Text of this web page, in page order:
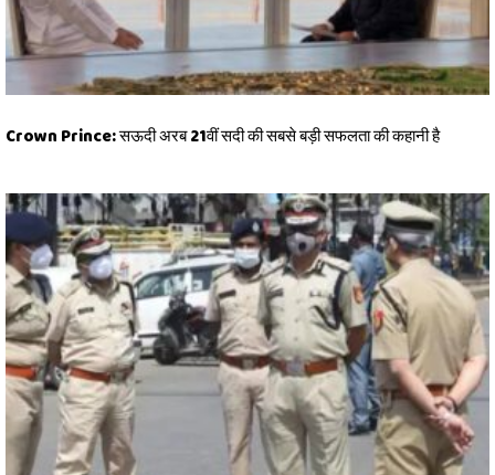
Crown Prince: सऊदी अरब 21वीं सदी की सबसे बड़ी सफलता की कहानी है